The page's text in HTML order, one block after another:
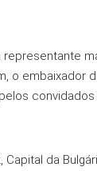
o embaixador
convidados
da